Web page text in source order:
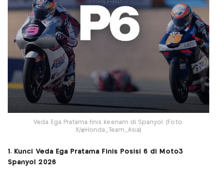
Veda Ega Pratama finis keenam di Spanyol. (Foto:
X/@Honda_Team_Asia)
1. Kunci Veda Ega Pratama Finis Posisi 6 di Moto3
Spanyol 2026